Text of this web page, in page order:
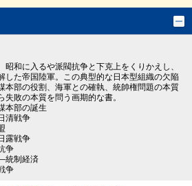
昭和に入るや派閥抗争と下克上をくりかえし、
した帝国陸軍。この典型的な日本型組織の欠陥
本部の役割、海軍との確執、統帥権問題の本質
敗の本質を問う画期的な書。
部の誕生
清戦争
露戦争
争
統制経済
争